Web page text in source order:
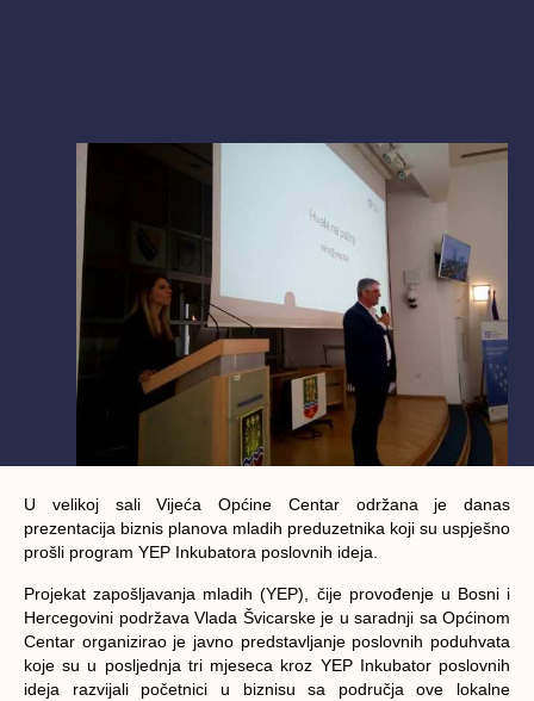
U velikoj sali Vijeća Općine Centar održana je danas
prezentacija biznis planova mladih preduzetnika koji su uspješno
prošli program YEP Inkubatora poslovnih ideja.
Projekat zapošljavanja mladih (YEP), čije provođenje u Bosni i
Hercegovini podržava Vlada Švicarske je u saradnji sa Općinom
Centar organizirao je javno predstavljanje poslovnih poduhvata
koje su u posljednja tri mjeseca kroz YEP Inkubator poslovnih
ideja razvijali početnici u biznisu sa područja ove lokalne